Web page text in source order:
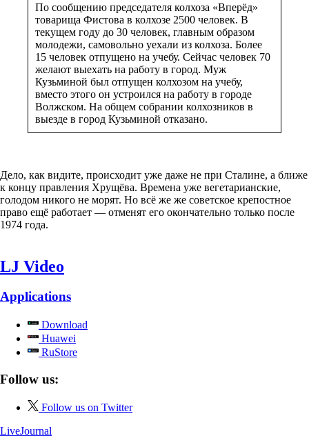
По сообщению председателя колхоза «Вперёд»
товарища Фистова в колхозе 2500 человек. В
текущем году до 30 человек, главным образом
молодежи, самовольно уехали из колхоза. Более
15 человек отпущено на учебу. Сейчас человек 70
желают выехать на работу в город. Муж
Кузьминой был отпущен колхозом на учебу,
вместо этого он устроился на работу в городе
Волжском. На общем собрании колхозников в
выезде в город Кузьминой отказано.
Дело, как видите, происходит уже даже не при Сталине, а ближе
к концу правления Хрущёва. Времена уже вегетарианские,
голодом никого не морят. Но всё же же советское крепостное
право ещё работает — отменят его окончательно только после
1974 года.
LJ Video
Applications
Download
Huawei
RuStore
Follow us:
Follow us on Twitter
LiveJournal